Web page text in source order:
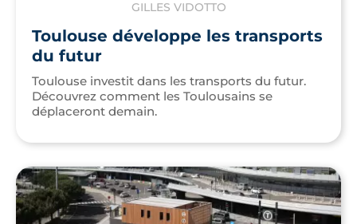
GILLES VIDOTTO
Toulouse développe les transports
du futur
Toulouse investit dans les transports du futur.
Découvrez comment les Toulousains se
déplaceront demain.